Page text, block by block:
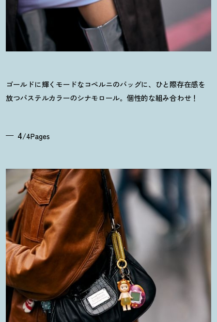
ゴールドに輝くモードなコペルニのバッグに、ひと際存在感を
放つパステルカラーのシナモロール。個性的な組み合わせ！
4/4Pages